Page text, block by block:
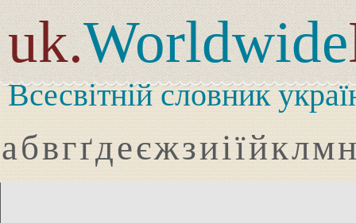
uk.Worldwide
Всесвітній словник
абвгґдеєжзиіїйклмн